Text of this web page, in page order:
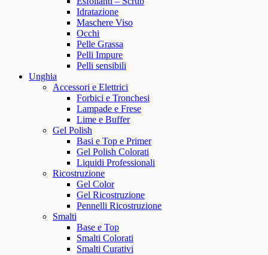
Idratazione
Maschere Viso
Occhi
Pelle Grassa
Pelli Impure
Pelli sensibili
Unghia
Accessori e Elettrici
Forbici e Tronchesi
Lampade e Frese
Lime e Buffer
Gel Polish
Basi e Top e Primer
Gel Polish Colorati
Liquidi Professionali
Ricostruzione
Gel Color
Gel Ricostruzione
Pennelli Ricostruzione
Smalti
Base e Top
Smalti Colorati
Smalti Curativi